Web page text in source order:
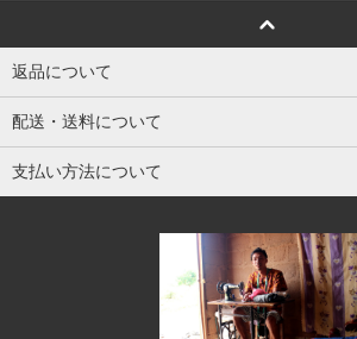
返品について
配送・送料について
支払い方法について